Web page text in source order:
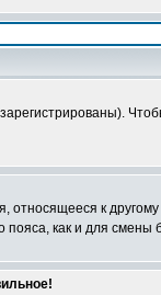
к
пояса, как и для